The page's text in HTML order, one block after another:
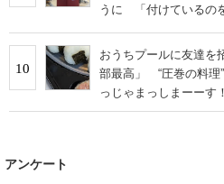
うに 「付けているの
10
おうちプールに友達
部最高」 “圧巻の料理
っじゃまっしまーーす
アンケート